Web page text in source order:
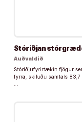
Stóriðjan
Auðvaldið
Stóriðjufyrirtækin fjögur
fyrra, skiluðu samtals 83,7